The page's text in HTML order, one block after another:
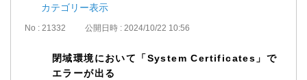
カテゴリー表示
No : 21332 公開日時 : 2024/10/22 10:56
閉域環境において「System Certificates」で
エラーが出る